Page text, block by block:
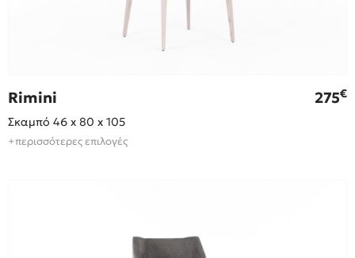
Rimini 275€
Σκαμπό 46 x 80 x 105
+περισσότερες επιλογές